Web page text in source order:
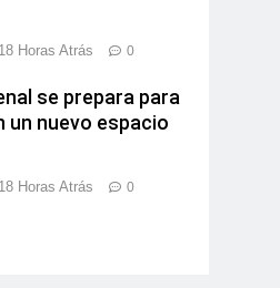
18 Horas Atrás 0
se prepara para
un nuevo espacio
18 Horas Atrás 0